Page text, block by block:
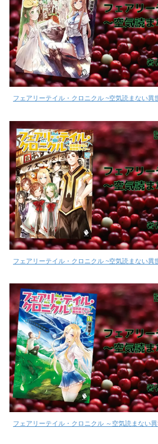
フェアリーテイル・クロニクル ~空気読まない異
フェアリーテイル・クロニクル ~空気読まない異
フェアリーテイル・クロニクル ～空気読まない